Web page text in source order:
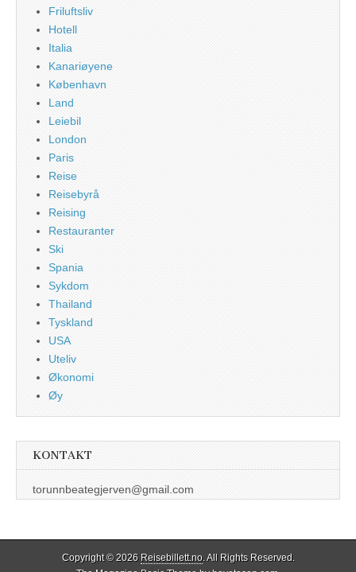
Friluftsliv
Hotell
Italia
Kanariøyene
København
Land
Leiebil
London
Paris
Reise
Reisebyrå
Reising
Restauranter
Ski
Spania
Sykdom
Thailand
Tyskland
USA
Uteliv
Økonomi
Øy
KONTAKT
torunnbeategjerven@gmail.com
Copyright © 2026 Reisebillett.no. All Rights Reserved.